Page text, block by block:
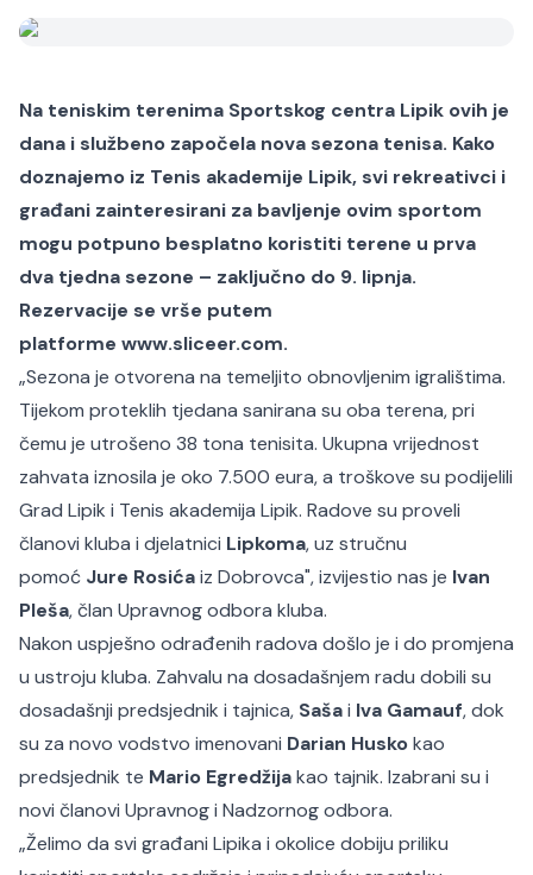
Na teniskim terenima Sportskog centra Lipik ovih je
dana i službeno započela nova sezona tenisa. Kako
doznajemo iz Tenis akademije Lipik, svi rekreativci i
građani zainteresirani za bavljenje ovim sportom
mogu potpuno besplatno koristiti terene u prva
dva tjedna sezone – zaključno do 9. lipnja.
Rezervacije se vrše putem
platforme www.sliceer.com.
„Sezona je otvorena na temeljito obnovljenim igralištima.
Tijekom proteklih tjedana sanirana su oba terena, pri
čemu je utrošeno 38 tona tenisita. Ukupna vrijednost
zahvata iznosila je oko 7.500 eura, a troškove su podijelili
Grad Lipik i Tenis akademija Lipik. Radove su proveli
članovi kluba i djelatnici Lipkoma, uz stručnu
pomoć Jure Rosićaiz Dobrovca", izvijestio nas je Ivan
Pleša, član Upravnog odbora kluba.
Nakon uspješno odrađenih radova došlo je i do promjena
u ustroju kluba. Zahvalu na dosadašnjem radu dobili su
dosadašnji predsjednik i tajnica, Sašai Iva Gamauf, dok
su za novo vodstvo imenovani Darian Huskokao
predsjednik te Mario Egredžijakao tajnik. Izabrani su i
novi članovi Upravnog i Nadzornog odbora.
„Želimo da svi građani Lipika i okolice dobiju priliku